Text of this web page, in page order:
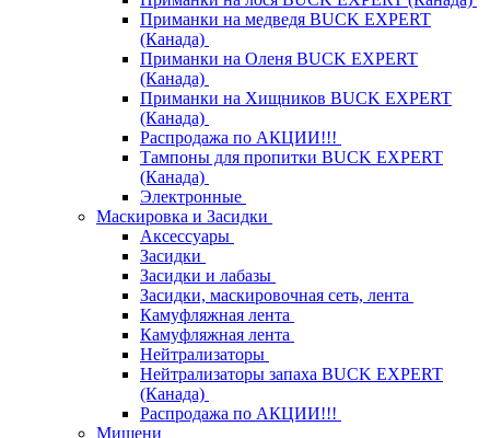
Приманки на медведя BUCK EXPERT
(Канада)
Приманки на Оленя BUCK EXPERT
(Канада)
Приманки на Хищников BUCK EXPERT
(Канада)
Распродажа по АКЦИИ!!!
Тампоны для пропитки BUCK EXPERT
(Канада)
Электронные
Маскировка и Засидки
Аксессуары
Засидки
Засидки и лабазы
Засидки, маскировочная сеть, лента
Камуфляжная лента
Камуфляжная лента
Нейтрализаторы
Нейтрализаторы запаха BUCK EXPERT
(Канада)
Распродажа по АКЦИИ!!!
Мишени